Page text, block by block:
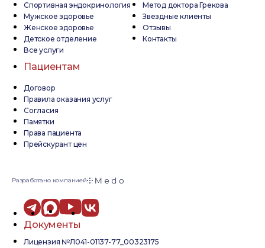
Спортивная эндокринология
Мужское здоровье
Женское здоровье
Детское отделение
Все услуги
Метод доктора Грекова
Звездные клиенты
Отзывы
Контакты
Пациентам
Договор
Правила оказания услуг
Согласия
Памятки
Права пациента
Прейскурант цен
Разработано компанией
Документы
Лицензия №Л041-01137-77_00323175